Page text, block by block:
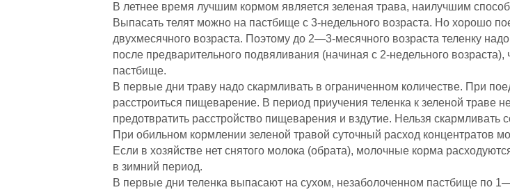
В летнее время лучшим кормом является зеленая трава, наилучшим
Выпасать телят можно на пастбище с 3-недельного возраста. Но хорошо
двухмесячного возраста. Поэтому до 2—3-месячного возраста теленку
после предварительного подвяливания (начиная с 2-недельного
пастбище.
В первые дни траву надо скармливать в ограниченном количестве. При
расстроиться пищеварение. В период приучения теленка к зеленой траве
предотвратить расстройство пищеварения и вздутие. Нельзя скармливать
При обильном кормлении зеленой травой суточный расход концентратов
Если в хозяйстве нет снятого молока (обрата), молочные корма
в зимний период.
В первые дни теленка выпасают на сухом, незаболоченном пастбище по